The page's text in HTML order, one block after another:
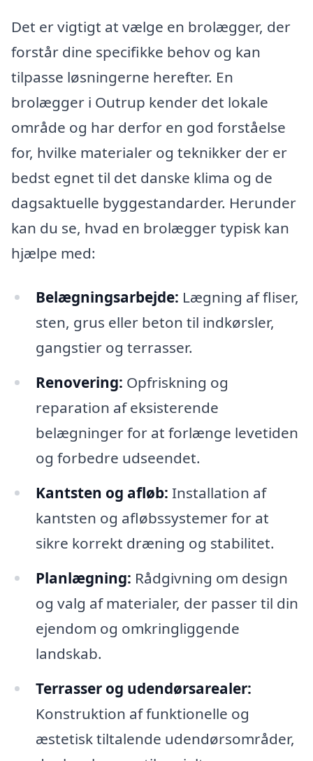
Det er vigtigt at vælge en brolægger, der
forstår dine specifikke behov og kan
tilpasse løsningerne herefter. En
brolægger i Outrup kender det lokale
område og har derfor en god forståelse
for, hvilke materialer og teknikker der er
bedst egnet til det danske klima og de
dagsaktuelle byggestandarder. Herunder
kan du se, hvad en brolægger typisk kan
hjælpe med:
Belægningsarbejde: Lægning af fliser,
sten, grus eller beton til indkørsler,
gangstier og terrasser.
Renovering: Opfriskning og
reparation af eksisterende
belægninger for at forlænge levetiden
og forbedre udseendet.
Kantsten og afløb: Installation af
kantsten og afløbssystemer for at
sikre korrekt dræning og stabilitet.
Planlægning: Rådgivning om design
og valg af materialer, der passer til din
ejendom og omkringliggende
landskab.
Terrasser og udendørsarealer:
Konstruktion af funktionelle og
æstetisk tiltalende udendørsområder,